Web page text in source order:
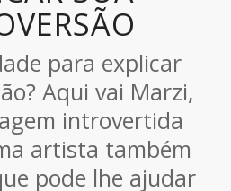
para explicar
Aqui vai Marzi,
introvertida
artista também
pode lhe ajudar